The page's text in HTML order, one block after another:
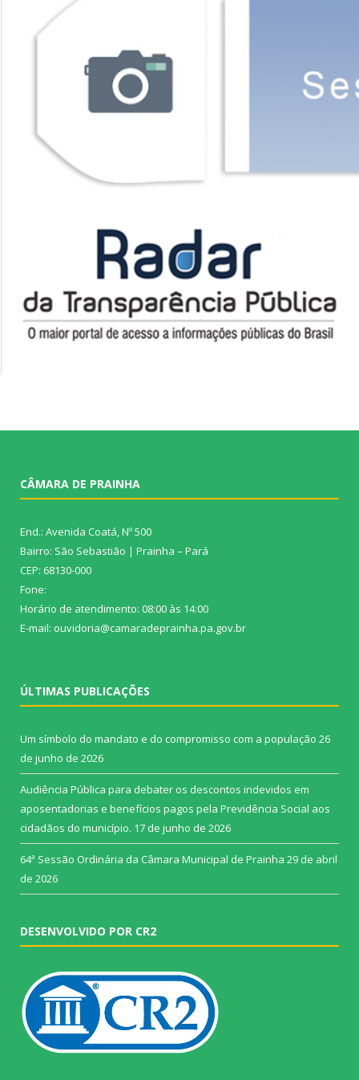
CÂMARA DE PRAINHA
End.: Avenida Coatá, Nº 500
Bairro: São Sebastião | Prainha – Pará
CEP: 68130-000
Fone:
Horário de atendimento: 08:00 às 14:00
E-mail: ouvidoria@camaradeprainha.pa.gov.br
ÚLTIMAS PUBLICAÇÕES
Um símbolo do mandato e do compromisso com a população 26
de junho de 2026
Audiência Pública para debater os descontos indevidos em
aposentadorias e benefícios pagos pela Previdência Social aos
cidadãos do município. 17 de junho de 2026
64ª Sessão Ordinária da Câmara Municipal de Prainha 29 de abril
de 2026
DESENVOLVIDO POR CR2